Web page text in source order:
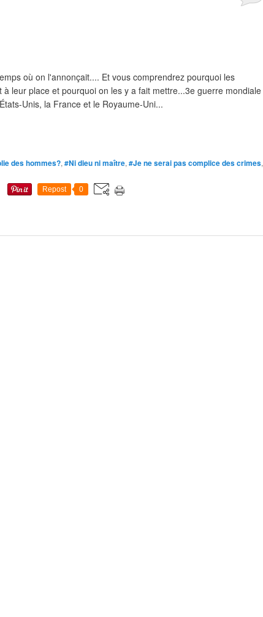
où on l'annonçait.... Et vous comprendrez pourquoi les
à leur place et pourquoi on les y a fait mettre...3e guerre mondiale
Unis, la France et le Royaume-Uni...
des hommes?, #Ni dieu ni maître, #Je ne serai pas complice des crimes,
Repost 0